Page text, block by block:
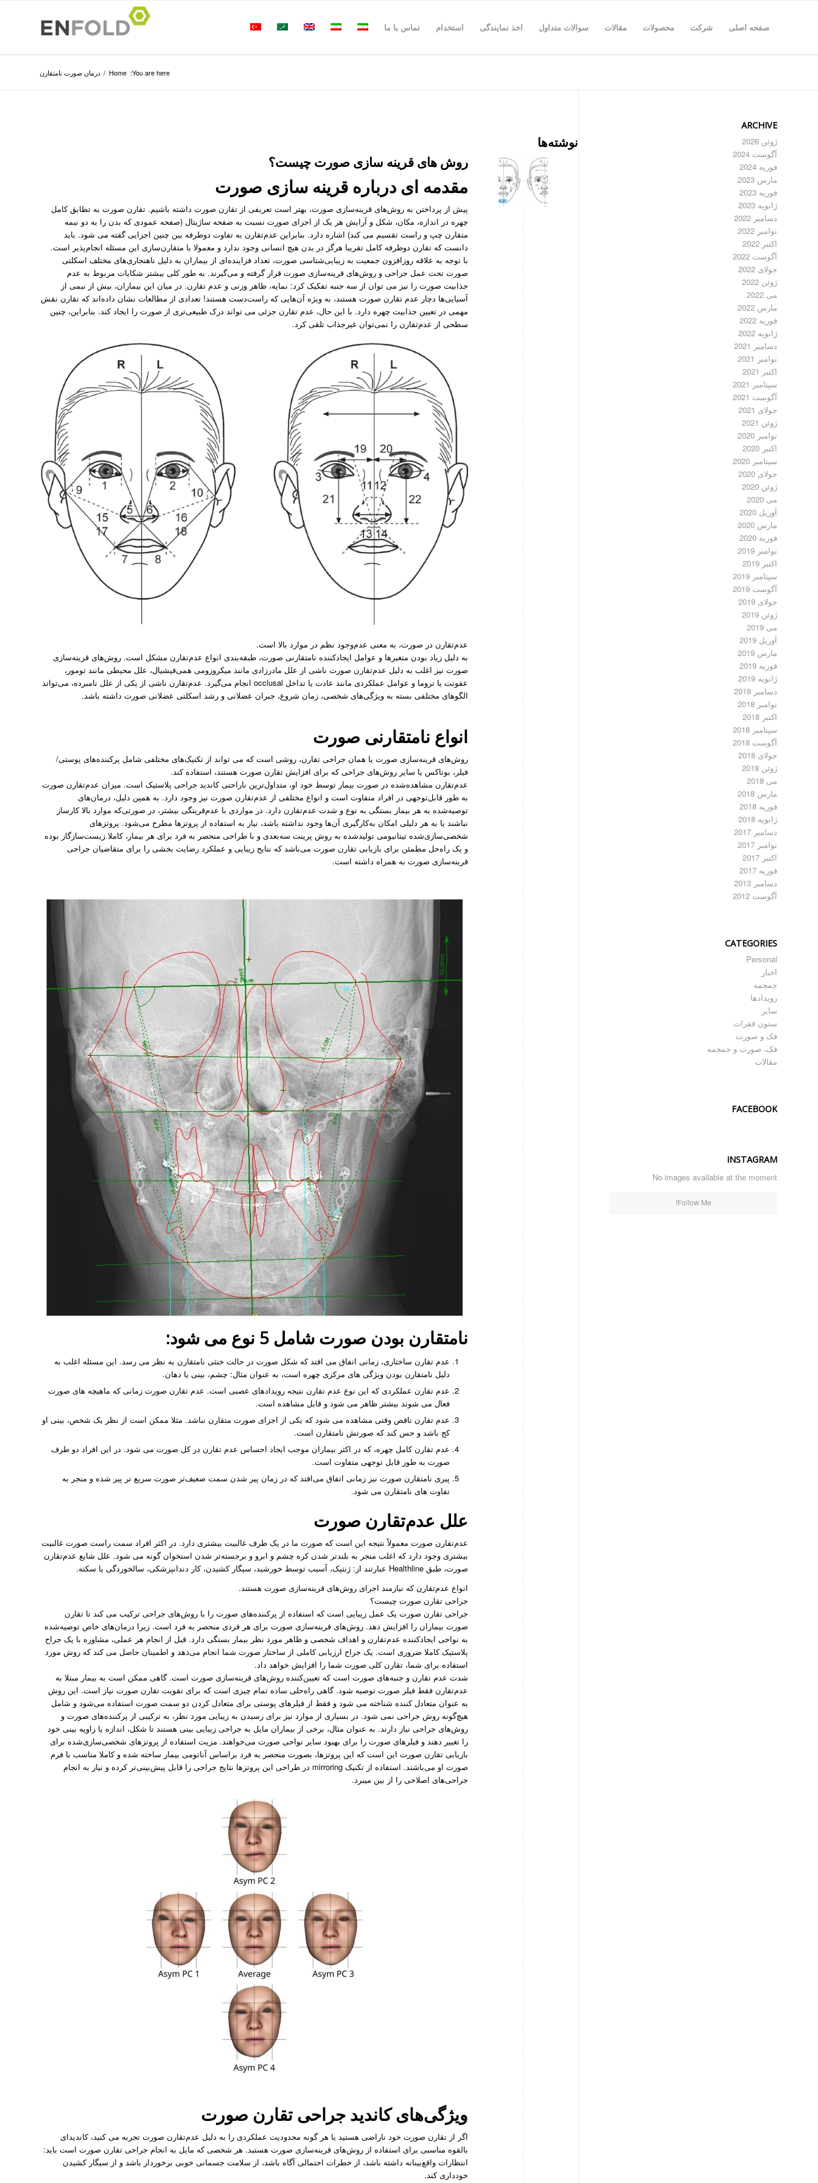
صفحه اصلی شرکت محصولات مقالات سوالات متداول اخذ نمایندگی استخدام تماس با ما
You are here:
Home
/ درمان صورت نامتقارن
نوشته‌ها
روش‌ های قرینه‌ سازی صورت چیست؟
مقدمه ای درباره قرینه سازی صورت
پیش از پرداختن به روش‌های قرینه‌سازی صورت، بهتر است تعریفی از تقارن صورت داشته باشیم. تقارن صورت به تطابق کامل
چهره در اندازه، مکان، شکل و آرایش هر یک از اجزای صورت نسبت به صفحه ساژیتال (صفحه عمودی که بدن را به دو نیمه
متقارن چپ و راست تقسیم می کند) اشاره دارد. بنابراین عدم‌تقارن به تفاوت دوطرفه بین چنین اجزایی گفته می شود. باید
دانست که تقارن دوطرفه کامل تقریبا هرگز در بدن هیچ انسانی وجود ندارد و معمولا با متقارن‌سازی این مسئله انجام‌پذیر است.
با توجه به علاقه روزافزون جمعیت به زیبایی‌شناسی صورت، تعداد فزاینده‌ای از بیماران به دلیل ناهنجاری‌های مختلف اسکلتی
صورت تحت عمل جراحی و روش‌های قرینه‌سازی صورت قرار گرفته و می‌گیرند. به طور کلی بیشتر شکایات مربوط به عدم
جذابیت صورت را نیز می توان از سه جنبه تفکیک کرد: نمایه، ظاهر وزنی و عدم تقارن. در میان این بیماران، بیش از نیمی از
آسیایی‌ها دچار عدم تقارن صورت هستند، به‌ ویژه آن‌هایی که راست‌دست هستند! تعدادی از مطالعات نشان داده‌اند که تقارن نقش
مهمی در تعیین جذابیت چهره دارد. با این حال، عدم تقارن جزئی می تواند درک طبیعی‌تری از صورت را ایجاد کند. بنابراین، چنین
سطحی از عدم‌تقارن را نمی‌توان غیرجذاب تلقی کرد.
عدم‌تقارن در صورت، به معنی عدم‌وجود نظم در موارد بالا است.
به دلیل زیاد بودن متغیرها و عوامل ایجادکننده نامتقارنی صورت، طبقه‌بندی انواع عدم‌تقارن مشکل است. روش‌های قرینه‌سازی
صورت نیز اغلب به دلیل عدم‌تقارن صورت ناشی از علل مادرزادی مانند میکروزومی ‌همی‌فیشیال، علل محیطی مانند تومور،
عفونت یا تروما و عوامل عملکردی مانند عادت یا تداخل occlusal انجام می‌گیرد. عدم‌تقارن ناشی از یکی از علل نامبرده، می‌تواند
الگوهای مختلفی بسته به ویژگی‌های شخصی، زمان شروع، جبران عضلانی و رشد اسکلتی عضلانی صورت داشته باشد.
انواع نامتقارنی صورت
روش‌های قرینه‌سازی صورت یا همان جراحی تقارن، روشی است که می تواند از تکنیک‌های مختلفی شامل پرکننده‌های پوستی/
فیلر، بوتاکس یا سایر روش‌های جراحی که برای افزایش تقارن صورت هستند، استفاده کند.
عدم‌تقارن مشاهده‌شده در صورت بیمار توسط خود او، متداول‌ترین ناراحتی کاندید جراحی پلاستیک است. میزان عدم‌تقارن صورت
به طور قابل‌توجهی در افراد متفاوت است و انواع مختلفی از عدم‌تقارن صورت نیز وجود دارد. به همین دلیل، درمان‌های
توصیه‌شده به هر بیمار بستگی به نوع و شدت عدم‌تقارن دارد. در مواردی با عدم‌قرینگی بیشتر، در صورتی‌که موارد بالا کارساز
نباشند یا به هر دلیلی امکان به‌کارگیری آن‌ها وجود نداشته باشد، نیاز به استفاده از پروتزها مطرح می‌شود. پروتزهای
شخصی‌سازی‌شده تیتانیومی تولیدشده به روش پرینت سه‌بعدی و با طراحی منحصر به فرد برای هر بیمار، کاملا زیست‌سازگاز بوده
و یک راه‌حل مطمئن برای بازیابی تقارن صورت می‌باشد که نتایج زیبایی و عملکرد رضایت بخشی را برای متقاضیان جراحی
قرینه‌سازی صورت به همراه داشته است.
نامتقارن بودن صورت شامل 5 نوع می شود:
عدم تقارن ساختاری، زمانی اتفاق می افتد که شکل صورت در حالت خنثی نامتقارن به نظر می رسد. این مسئله اغلب به
دلیل نامتقارن بودن ویژگی های مرکزی چهره است، به عنوان مثال: چشم، بینی یا دهان.
عدم تقارن عملکردی که این نوع عدم تقارن نتیجه رویدادهای عصبی است. عدم تقارن صورت زمانی که ماهیچه های صورت
فعال می شوند بیشتر ظاهر می شود و قابل مشاهده است.
عدم تقارن ناقص وقتی مشاهده می شود که یکی از اجزای صورت متقارن نباشد. مثلا ممکن است از نظر یک شخص، بینی او
کج باشد و حس کند که صورتش نامتقارن است.
عدم تقارن کامل چهره، که در اکثر بیماران موجب ایجاد احساس عدم تقارن در کل صورت می شود. در این افراد دو طرف
صورت به طور قابل توجهی متفاوت است.
پیری نامتقارن صورت نیز زمانی اتفاق می‌افتد که در زمان پیر شدن سمت ضعیف‌تر صورت سریع ‌تر پیر شده و منجر به
تفاوت ‌های نامتقارن می‌ شود.
علل عدم‌تقارن صورت
عدم‌تقارن صورت معمولاً نتیجه این است که صورت ما در یک طرف غالبیت بیشتری دارد. در اکثر افراد سمت راست صورت غالبیت
بیشتری وجود دارد که اغلب منجر به بلندتر شدن کره چشم و ابرو و برجسته‌‌تر شدن استخوان گونه می ‌شود. علل شایع عدم‌تقارن
صورت، طبق Healthline عبارتند از: ژنتیک، آسیب توسط خورشید، سیگار کشیدن، کار دندانپزشکی، سالخوردگی یا سکته.
انواع عدم‌تقارن که نیازمند اجرای روش‌های قرینه‌سازی صورت هستند.
جراحی تقارن صورت چیست؟
جراحی تقارن صورت یک عمل زیبایی است که استفاده از پرکننده‌های صورت را با روش‌های جراحی ترکیب می کند تا تقارن
صورت بیماران را افزایش دهد. روش‌های قرینه‌سازی صورت برای هر فردی منحصر به فرد است. زیرا درمان‌های خاص توصیه‌شده
به نواحی ایجادکننده عدم‌تقارن و اهداف شخصی و ظاهر مورد نظر بیمار بستگی دارد. قبل از انجام هر عملی، مشاوره با یک جراح
پلاستیک کاملا ضروری است. یک جراح ارزیابی کاملی از ساختار صورت شما انجام می‌دهد و اطمینان حاصل می کند که روش مورد
استفاده برای شما، تقارن کلی صورت شما را افزایش خواهد داد.
شدت عدم تقارن و جنبه‌های صورت است که تعیین‌کننده روش‌های قرینه‌سازی صورت است. گاهی ممکن است به بیمار مبتلا به
عدم‌تقارن فقط فیلر صورت توصیه شود. گاهی راه‌حلی ساده تمام چیزی است که برای تقویت تقارن صورت نیاز است. این روش
به عنوان متعادل کننده شناخته می شود و فقط از فیلرهای پوستی برای متعادل کردن دو سمت صورت استفاده می‌شود و شامل
هیچ‌گونه روش جراحی نمی شود. در بسیاری از موارد نیز برای رسیدن به زیبایی مورد نظر، به ترکیبی از پرکننده‌های صورت و
روش‌های جراحی نیاز دارند. به عنوان مثال، برخی از بیماران مایل به جراحی زیبایی بینی هستند تا شکل، اندازه یا زاویه بینی خود
را تغییر دهند و فیلرهای صورت را برای بهبود سایر نواحی صورت می‌خواهند. مزیت استفاده از پروتزهای شخصی‌سازی‌شده برای
بازیابی تقارن صورت این است که این پروتزها، بصورت منحصر به فرد براساس آناتومی بیمار ساخته شده و کاملا مناسب با فرم
صورت او می‌باشند. استفاده از تکنیک mirroring در طراحی این پروتزها نتایج جراحی را قابل پیش‌بینی‌تر کرده و نیاز به انجام
جراحی‌های اصلاحی را از بین میبرد.
ویژگی‌های کاندید جراحی تقارن صورت
اگر از تقارن صورت خود ناراضی هستید یا هر گونه محدودیت عملکردی را به دلیل عدم‌تقارن صورت تجربه می کنید، کاندیدای
بالقوه مناسبی برای استفاده از روش‌های قرینه‌سازی صورت هستید. هر شخصی که مایل به انجام جراحی تقارن صورت است باید:
انتظارات واقع‌بینانه داشته باشد، از خطرات احتمالی آگاه باشد، از سلامت جسمانی خوبی برخوردار باشد و از سیگار کشیدن
خودداری کند.
ARCHIVE
ژوئن 2026
آگوست 2024
فوریه 2024
مارس 2023
فوریه 2023
ژانویه 2023
دسامبر 2022
نوامبر 2022
اکتبر 2022
آگوست 2022
جولای 2022
ژوئن 2022
می 2022
مارس 2022
فوریه 2022
ژانویه 2022
دسامبر 2021
نوامبر 2021
اکتبر 2021
سپتامبر 2021
آگوست 2021
جولای 2021
ژوئن 2021
نوامبر 2020
اکتبر 2020
سپتامبر 2020
جولای 2020
ژوئن 2020
می 2020
آوریل 2020
مارس 2020
فوریه 2020
نوامبر 2019
اکتبر 2019
سپتامبر 2019
آگوست 2019
جولای 2019
ژوئن 2019
می 2019
آوریل 2019
مارس 2019
فوریه 2019
ژانویه 2019
دسامبر 2018
نوامبر 2018
اکتبر 2018
سپتامبر 2018
آگوست 2018
جولای 2018
ژوئن 2018
می 2018
مارس 2018
فوریه 2018
ژانویه 2018
دسامبر 2017
نوامبر 2017
اکتبر 2017
فوریه 2017
دسامبر 2013
آگوست 2012
CATEGORIES
Personal
اخبار
جمجمه
رویدادها
سایر
ستون فقرات
فک و صورت
فک، صورت و جمجمه
مقالات
FACEBOOK
INSTAGRAM
No images available at the moment
Follow Me!